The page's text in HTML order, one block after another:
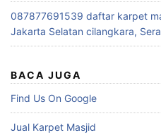
087877691539 daftar karpet
Jakarta Selatan cilangkara,
BACA JUGA
Find Us On Google
Jual Karpet Masjid